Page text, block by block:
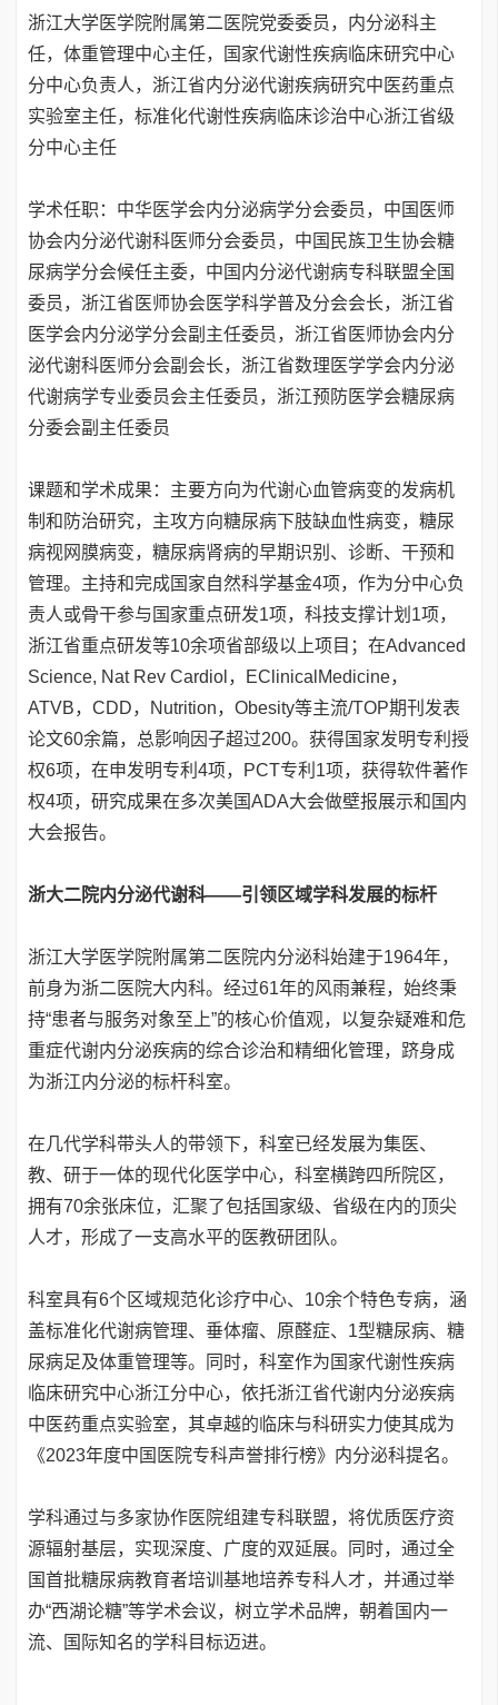
浙江大学医学院附属第二医院党委委员，内分泌科主
任，体重管理中心主任，国家代谢性疾病临床研究中心
分中心负责人，浙江省内分泌代谢疾病研究中医药重点
实验室主任，标准化代谢性疾病临床诊治中心浙江省级
分中心主任
学术任职：中华医学会内分泌病学分会委员，中国医师
协会内分泌代谢科医师分会委员，中国民族卫生协会糖
尿病学分会候任主委，中国内分泌代谢病专科联盟全国
委员，浙江省医师协会医学科学普及分会会长，浙江省
医学会内分泌学分会副主任委员，浙江省医师协会内分
泌代谢科医师分会副会长，浙江省数理医学学会内分泌
代谢病学专业委员会主任委员，浙江预防医学会糖尿病
分委会副主任委员
课题和学术成果：主要方向为代谢心血管病变的发病机
制和防治研究，主攻方向糖尿病下肢缺血性病变，糖尿
病视网膜病变，糖尿病肾病的早期识别、诊断、干预和
管理。主持和完成国家自然科学基金4项，作为分中心负
责人或骨干参与国家重点研发1项，科技支撑计划1项，
浙江省重点研发等10余项省部级以上项目；在Advanced
Science, Nat Rev Cardiol，EClinicalMedicine，
ATVB，CDD，Nutrition，Obesity等主流/TOP期刊发表
论文60余篇，总影响因子超过200。获得国家发明专利授
权6项，在申发明专利4项，PCT专利1项，获得软件著作
权4项，研究成果在多次美国ADA大会做壁报展示和国内
大会报告。
浙大二院内分泌代谢科——引领区域学科发展的标杆
浙江大学医学院附属第二医院内分泌科始建于1964年，
前身为浙二医院大内科。经过61年的风雨兼程，始终秉
持“患者与服务对象至上”的核心价值观，以复杂疑难和危
重症代谢内分泌疾病的综合诊治和精细化管理，跻身成
为浙江内分泌的标杆科室。
在几代学科带头人的带领下，科室已经发展为集医、
教、研于一体的现代化医学中心，科室横跨四所院区，
拥有70余张床位，汇聚了包括国家级、省级在内的顶尖
人才，形成了一支高水平的医教研团队。
科室具有6个区域规范化诊疗中心、10余个特色专病，涵
盖标准化代谢病管理、垂体瘤、原醛症、1型糖尿病、糖
尿病足及体重管理等。同时，科室作为国家代谢性疾病
临床研究中心浙江分中心，依托浙江省代谢内分泌疾病
中医药重点实验室，其卓越的临床与科研实力使其成为
《2023年度中国医院专科声誉排行榜》内分泌科提名。
学科通过与多家协作医院组建专科联盟，将优质医疗资
源辐射基层，实现深度、广度的双延展。同时，通过全
国首批糖尿病教育者培训基地培养专科人才，并通过举
办“西湖论糖”等学术会议，树立学术品牌，朝着国内一
流、国际知名的学科目标迈进。